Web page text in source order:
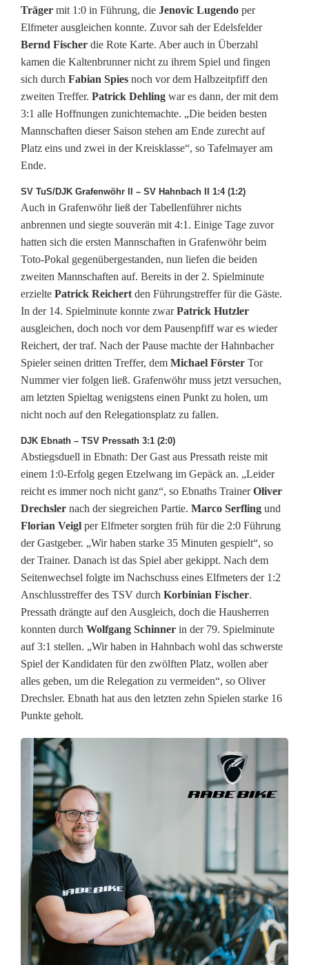
l
e
g
a
t
i
o
n
s
p
l
a
t
z
,
w
e
r
m
u
s
s
n
a
c
h
s
i
n
?
Träger mit 1:0 in Führung, die Jenovic Lugendo per
Elfmeter ausgleichen konnte. Zuvor sah der Edelsfelder
Bernd Fischer die Rote Karte. Aber auch in Überzahl
kamen die Kaltenbrunner nicht zu ihrem Spiel und fingen
sich durch Fabian Spies noch vor dem Halbzeitpfiff den
zweiten Treffer. Patrick Dehling war es dann, der mit dem
3:1 alle Hoffnungen zunichtemachte. „Die beiden besten
Mannschaften dieser Saison stehen am Ende zurecht auf
Platz eins und zwei in der Kreisklasse“, so Tafelmayer am
Ende.
SV TuS/DJK Grafenwöhr II – SV Hahnbach II 1:4 (1:2)
Auch in Grafenwöhr ließ der Tabellenführer nichts
anbrennen und siegte souverän mit 4:1. Einige Tage zuvor
hatten sich die ersten Mannschaften in Grafenwöhr beim
Toto-Pokal gegenübergestanden, nun liefen die beiden
zweiten Mannschaften auf. Bereits in der 2. Spielminute
erzielte Patrick Reichert den Führungstreffer für die Gäste.
In der 14. Spielminute konnte zwarPatrick Hutzler
ausgleichen, doch noch vor dem Pausenpfiff war es wieder
Reichert, der traf. Nach der Pause machte der Hahnbacher
Spieler seinen dritten Treffer, dem Michael Förster Tor
Nummer vier folgen ließ. Grafenwöhr muss jetzt versuchen,
am letzten Spieltag wenigstens einen Punkt zu holen, um
nicht noch auf den Relegationsplatz zu fallen.
DJK Ebnath – TSV Pressath 3:1 (2:0)
Abstiegsduell in Ebnath: Der Gast aus Pressath reiste mit
einem 1:0-Erfolg gegen Etzelwang im Gepäck an. „Leider
reicht es immer noch nicht ganz“, so Ebnaths TrainerOliver
Drechsler nach der siegreichen Partie. Marco Serfling und
Florian Veigl per Elfmeter sorgten früh für die 2:0 Führung
der Gastgeber. „Wir haben starke 35 Minuten gespielt“, so
der Trainer. Danach ist das Spiel aber gekippt. Nach dem
Seitenwechsel folgte im Nachschuss eines Elfmeters der 1:2
Anschlusstreffer des TSV durch Korbinian Fischer.
Pressath drängte auf den Ausgleich, doch die Hausherren
konnten durch Wolfgang Schinner in der 79. Spielminute
auf 3:1 stellen. „Wir haben in Hahnbach wohl das schwerste
Spiel der Kandidaten für den zwölften Platz, wollen aber
alles geben, um die Relegation zu vermeiden“, so Oliver
Drechsler. Ebnath hat aus den letzten zehn Spielen starke 16
Punkte geholt.